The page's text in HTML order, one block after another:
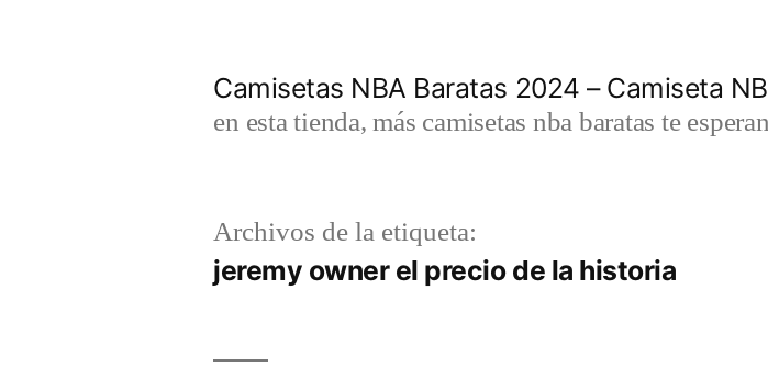
Camisetas NBA Baratas 2024 – Camiseta
en esta tienda, más camisetas nba baratas te
Archivos de la etiqueta:
jeremy owner el precio de la historia